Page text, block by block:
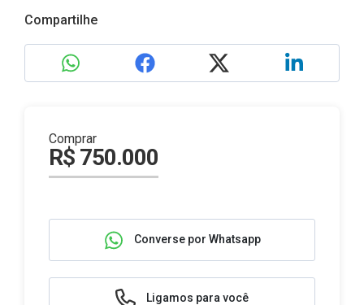
Compartilhe
Comprar
R$ 750.000
Converse por Whatsapp
Ligamos para você